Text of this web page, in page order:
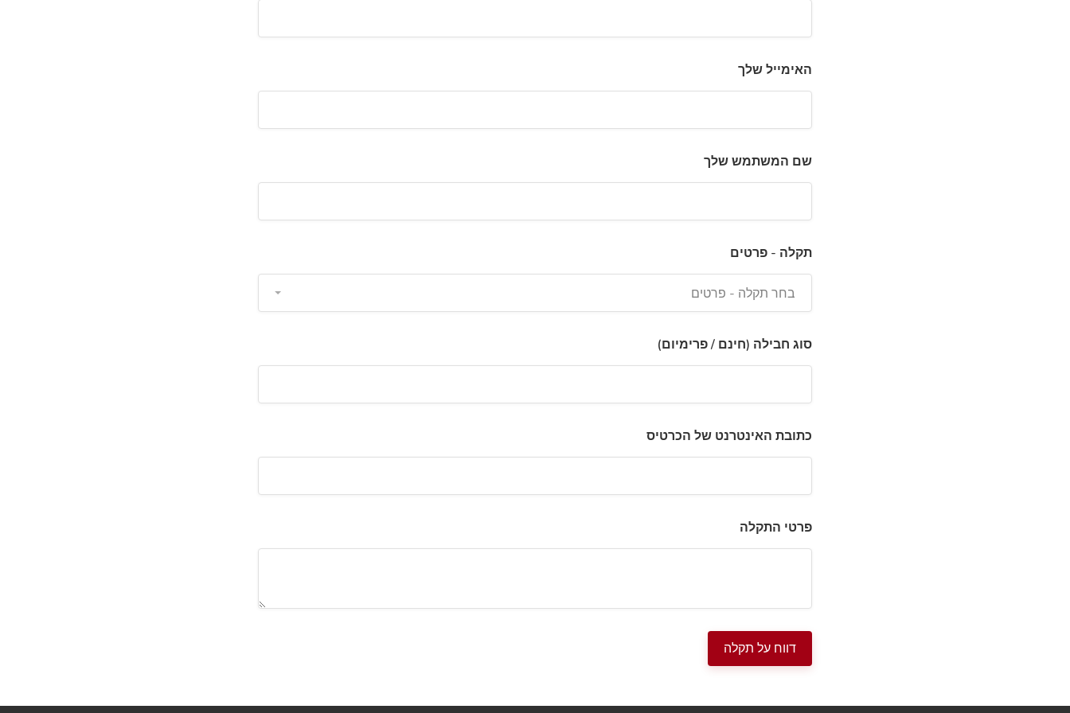
האימייל שלך
שם המשתמש שלך
תקלה - פרטים
בחר תקלה - פרטים
סוג חבילה (חינם / פרימיום)
כתובת האינטרנט של הכרטיס
פרטי התקלה
דווח על תקלה